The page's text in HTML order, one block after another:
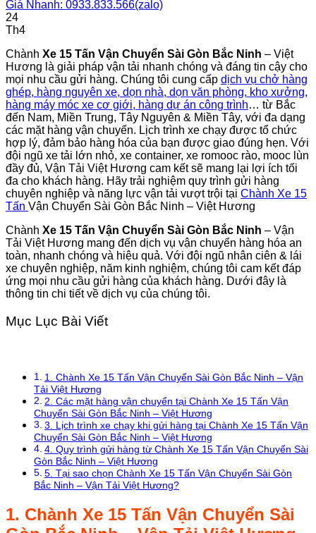
24
Th4
Chành Xe 15 Tấn Vận Chuyển Sài Gòn Bắc Ninh – Việt
Hương là giải pháp vận tải nhanh chóng và đáng tin cậy cho
mọi nhu cầu gửi hàng. Chúng tôi cung cấp dịch vụ chở hàng
ghép, hàng nguyên xe, dọn nhà, dọn văn phòng, kho xưởng,
hàng máy móc xe cơ giới, hàng dự án công trình… từ Bắc
đến Nam, Miền Trung, Tây Nguyên & Miền Tây, với đa dạng
các mặt hàng vận chuyển. Lịch trình xe chạy được tổ chức
hợp lý, đảm bảo hàng hóa của bạn được giao đúng hẹn. Với
đội ngũ xe tải lớn nhỏ, xe container, xe romooc rào, mooc lùn
đầy đủ, Vận Tải Việt Hương cam kết sẽ mang lại lợi ích tối
đa cho khách hàng. Hãy trải nghiệm quy trình gửi hàng
chuyên nghiệp và năng lực vận tải vượt trội tại Chành Xe 15
Tấn Vận Chuyển Sài Gòn Bắc Ninh – Việt Hương
Chành Xe 15 Tấn Vận Chuyển Sài Gòn Bắc Ninh – Vận
Tải Việt Hương mang đến dịch vụ vận chuyển hàng hóa an
toàn, nhanh chóng và hiệu quả. Với đội ngũ nhân ciên & lái
xe chuyên nghiệp, năm kinh nghiệm, chúng tôi cam kết đáp
ứng mọi nhu cầu gửi hàng của khách hàng. Dưới đây là
thông tin chi tiết về dịch vụ của chúng tôi.
Mục Lục Bài Viết
1. Chành Xe 15 Tấn Vận Chuyển Sài Gòn Bắc Ninh – Vận
Tải Việt Hương
2. Các mặt hàng vận chuyển tại Chành Xe 15 Tấn Vận
Chuyển Sài Gòn Bắc Ninh – Việt Hương
3. Lịch trình xe chạy khi gửi hàng tại Chành Xe 15 Tấn Vận
Chuyển Sài Gòn Bắc Ninh – Việt Hương
4. Quy trình gửi hàng từ Chành Xe 15 Tấn Vận Chuyển Sài
Gòn Bắc Ninh – Việt Hương
5. Tại sao chọn Chành Xe 15 Tấn Vận Chuyển Sài Gòn
Bắc Ninh – Vận Tải Việt Hương?
1. Chành Xe 15 Tấn Vận Chuyển Sài